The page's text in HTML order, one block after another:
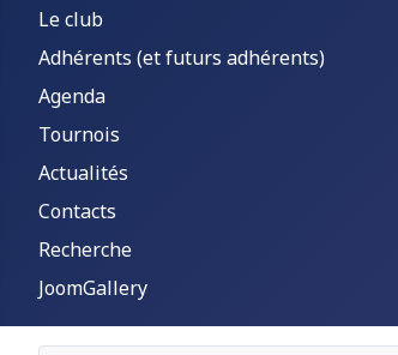
Le club
Adhérents (et futurs adhérents)
Agenda
Tournois
Actualités
Contacts
Recherche
JoomGallery